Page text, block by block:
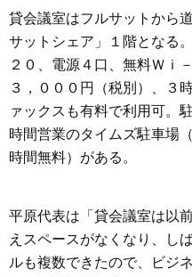
貸会議室はフルサットから
サットシェア」１階となる
２０、電源４口、無料Ｗｉ
３，０００円（税別）、３
ァックスも有料で利用可。
時間営業のタイムズ駐車場
時間無料）がある。
平原代表は「貸会議室は以
えスペースがなくなり、し
ルも複数できたので、ビジ